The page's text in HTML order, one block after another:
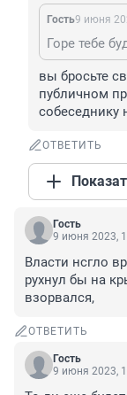
Гость9 июня
вы бросьте
публичном
собеседнику
ОТВЕТИТЬ
Гость
9 июня 2023,
Власти нсгло
рухнул бы на
взорвался,
ОТВЕТИТЬ
Гость
9 июня 2023,